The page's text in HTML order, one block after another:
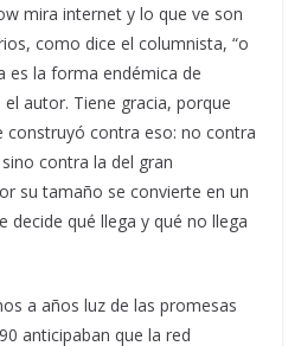
mira internet y lo que ve son
como dice el columnista, “o
es la forma endémica de
autor. Tiene gracia, porque
construyó contra eso: no contra
contra la del gran
su tamaño se convierte en un
decide qué llega y qué no llega
a años luz de las promesas
anticipaban que la red